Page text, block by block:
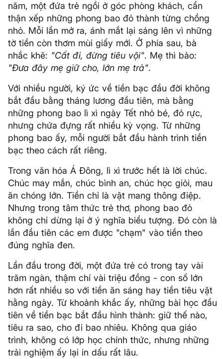
năm, một đứa trẻ ngồi ở góc phòng khách, cẩn
thận xếp những phong bao đỏ thành từng chồng
nhỏ. Mỗi lần mở ra, ánh mắt lại sáng lên vì những
tờ tiền còn thơm mùi giấy mới. Ở phía sau, bà
nhắc khẽ: "Cất đi, đừng tiêu vội". Mẹ thì bảo:
"Đưa đây mẹ giữ cho, lớn mẹ trả".
Với nhiều người, ký ức về tiền bạc đầu đời không
bắt đầu bằng tháng lương đầu tiên, mà bằng
những phong bao lì xì ngày Tết nhỏ bé, đỏ rực,
nhưng chứa đựng rất nhiều kỳ vọng. Từ những
phong bao ấy, mỗi người bắt đầu hành trình tiền
bạc theo cách rất riêng.
Trong văn hóa Á Đông, lì xì trước hết là lời chúc.
Chúc may mắn, chúc bình an, chúc học giỏi, mau
ăn chóng lớn. Tiền chỉ là vật mang thông điệp.
Nhưng trong tâm thức trẻ thơ, phong bao đỏ
không chỉ dừng lại ở ý nghĩa biểu tượng. Đó còn là
lần đầu tiên các em được "chạm" vào tiền theo
đúng nghĩa đen.
Lần đầu trong đời, một đứa trẻ có trong tay vài
trăm ngàn, thậm chí vài triệu đồng - con số lớn
hơn rất nhiều so với tiền ăn sáng hay tiền tiêu vặt
hằng ngày. Từ khoảnh khắc ấy, những bài học đầu
tiên về tiền bạc bắt đầu hình thành: giữ thế nào,
tiêu ra sao, cho đi bao nhiêu. Không qua giáo
trình, không có lớp học chính thức, nhưng những
trải nghiệm ấy lại in dấu rất lâu.